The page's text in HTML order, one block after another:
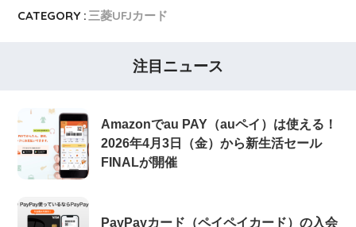
CATEGORY : 三菱UFJカード
注目ニュース
Amazonでau PAY（auペイ）は使える！
2026年4月3日（金）から新生活セール
FINALが開催
PayPayカード（ペイペイカード）の入会